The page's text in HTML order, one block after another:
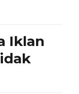
Iklan